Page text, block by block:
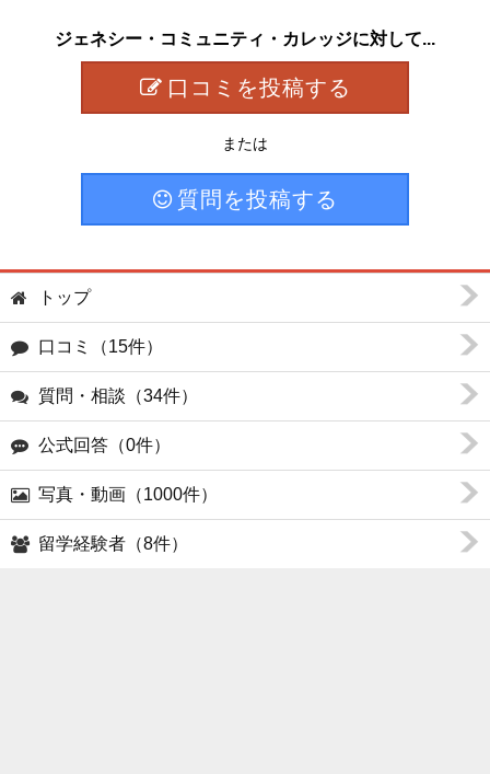
ジェネシー・コミュニティ・カレッジに対して...
口コミを投稿する
または
質問を投稿する
トップ
口コミ（15件）
質問・相談（34件）
公式回答（0件）
写真・動画（1000件）
留学経験者（8件）